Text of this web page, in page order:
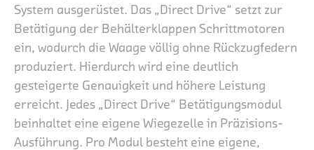
System ausgerüstet. Das „Direct Drive“ setzt zur
Betätigung der Behälterklappen Schrittmotoren
ein, wodurch die Waage völlig ohne Rückzugfedern
produziert. Hierdurch wird eine deutlich
gesteigerte Genauigkeit und höhere Leistung
erreicht. Jedes „Direct Drive“ Betätigungsmodul
beinhaltet eine eigene Wiegezelle in Präzisions-
Ausführung. Pro Modul besteht eine eigene,